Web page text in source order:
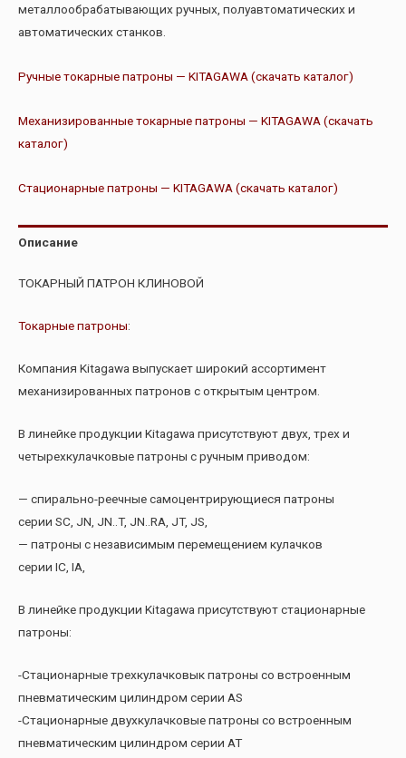
металлообрабатывающих ручных, полуавтоматических и
автоматических станков.
Ручные токарные патроны — KITAGAWA (скачать каталог)
Механизированные токарные патроны — KITAGAWA (скачать
каталог)
Стационарные патроны — KITAGAWA (скачать каталог)
Описание
ТОКАРНЫЙ ПАТРОН КЛИНОВОЙ
Токарные патроны:
Компания Kitagawa выпускает широкий ассортимент
механизированных патронов с открытым центром.
В линейке продукции Kitagawa присутствуют двух, трех и
четырехкулачковые патроны с ручным приводом:
— спирально-реечные самоцентрирующиеся патроны
серии SC, JN, JN..T, JN..RA, JT, JS,
— патроны с независимым перемещением кулачков
серии IC, IA,
В линейке продукции Kitagawa присутствуют стационарные
патроны:
-Стационарные трехкулачковык патроны со встроенным
пневматическим цилиндром серии AS
-Стационарные двухкулачковые патроны со встроенным
пневматическим цилиндром серии AT